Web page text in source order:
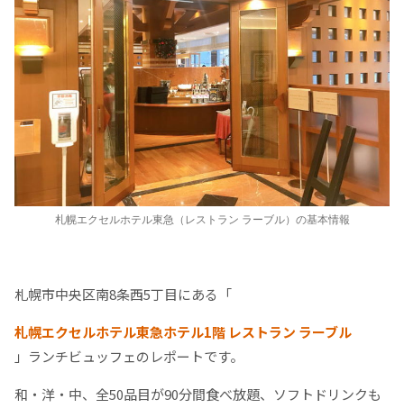
札幌エクセルホテル東急（レストラン ラーブル）の基本情報
札幌市中央区南8条西5丁目にある「
札幌エクセルホテル東急ホテル1階 レストラン ラーブル
」ランチビュッフェのレポートです。
和・洋・中、全50品目が90分間食べ放題、ソフトドリンクも